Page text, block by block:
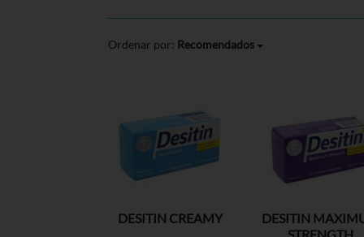
Ordenar por: Recomendados
DESITIN CREAMY
DESITIN